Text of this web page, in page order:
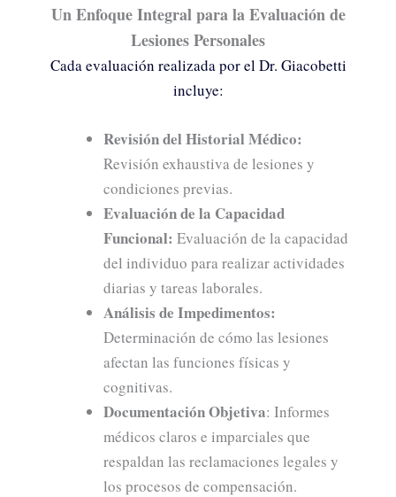
Un Enfoque Integral para la Evaluación de
Lesiones Personales
Cada evaluación realizada por el Dr. Giacobetti
incluye:
Revisión del Historial Médico:
Revisión exhaustiva de lesiones y
condiciones previas.
Evaluación de la Capacidad
Funcional: Evaluación de la capacidad
del individuo para realizar actividades
diarias y tareas laborales.
Análisis de Impedimentos:
Determinación de cómo las lesiones
afectan las funciones físicas y
cognitivas.
Documentación Objetiva: Informes
médicos claros e imparciales que
respaldan las reclamaciones legales y
los procesos de compensación.